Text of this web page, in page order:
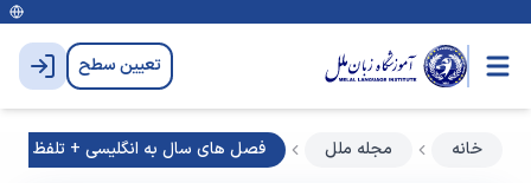
تعیین سطح
خانه مجله ملل فصل های سال به انگلیسی + تلفظ و